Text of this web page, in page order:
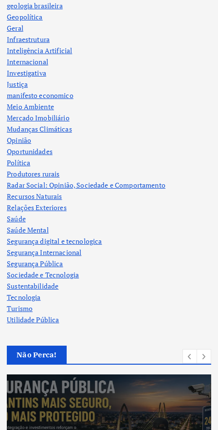
geologia brasileira
Geopolítica
Geral
Infraestrutura
Inteligência Artificial
Internacional
Investigativa
Justiça
manifesto economico
Meio Ambiente
Mercado Imobiliário
Mudanças Climáticas
Opinião
Oportunidades
Política
Produtores rurais
Radar Social: Opinião, Sociedade e Comportamento
Recursos Naturais
Relações Exteriores
Saúde
Saúde Mental
Segurança digital e tecnologica
Segurança Internacional
Segurança Pública
Sociedade e Tecnologia
Sustentabilidade
Tecnologia
Turismo
Utilidade Pública
Não Perca!